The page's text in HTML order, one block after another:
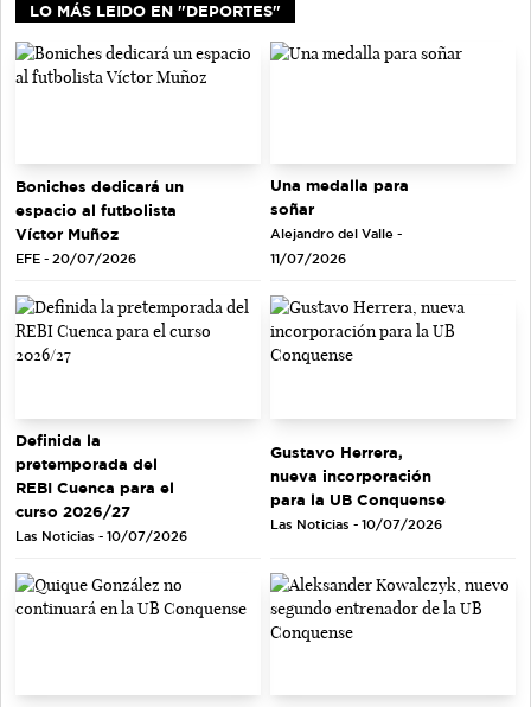
LO MÁS LEIDO EN "DEPORTES"
Boniches dedicará un
espacio al futbolista
Víctor Muñoz
EFE - 20/07/2026
Una medalla para
soñar
Alejandro del Valle -
11/07/2026
Definida la
pretemporada del
REBI Cuenca para el
curso 2026/27
Las Noticias - 10/07/2026
Gustavo Herrera,
nueva incorporación
para la UB Conquense
Las Noticias - 10/07/2026